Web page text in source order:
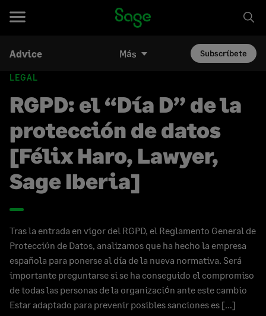
Advice Más Subscríbete
LEGAL
RGPD: el “Día D” de la
protección de datos
[Félix Haro, Lawyer,
Sage Iberia]
Tras la entrada en vigor del RGPD, el Reglamento General de
Protección de Datos, analizamos que ha hecho la empresa
española para ponerse al día de la nueva normativa. Será
importante preguntarse si se ha conseguido el compromiso
de todas las personas de la organización ante este cambio
Estar adaptado para prevenir posibles sanciones es […]